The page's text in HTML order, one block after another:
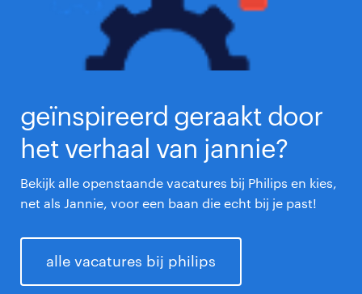
geïnspireerd geraakt door
het verhaal van jannie?
Bekijk alle openstaande vacatures bij Philips en kies,
net als Jannie, voor een baan die echt bij je past!
alle vacatures bij philips